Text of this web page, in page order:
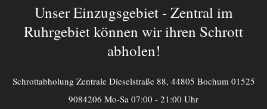
Unser Einzugsgebiet - Zentral im
Ruhrgebiet können wir ihren Schrott
abholen!
Schrottabholung Zentrale Dieselstraße 88, 44805 Bochum 01525
9084206 Mo-Sa 07:00 - 21:00 Uhr